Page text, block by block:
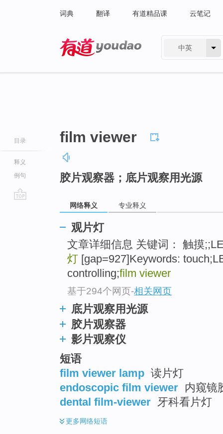
词典 翻译 有道精品课 云笔记
中英
目录
释义
例句
film viewer
胶片观察器；底片观察用光源
网络释义 专业释义
观片灯
文章详细信息 关键词： 触摸
灯 [gap=927]Keywords:
controlling;film viewer
基于294个网页-相关网页
底片观察用光源
胶片观察器
影片观察仪
短语
film viewer lamp 读片灯
endoscopic film viewer 内窥镜
dental film-viewer 牙科看片灯
更多网络短语